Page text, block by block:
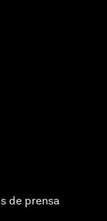
de prensa